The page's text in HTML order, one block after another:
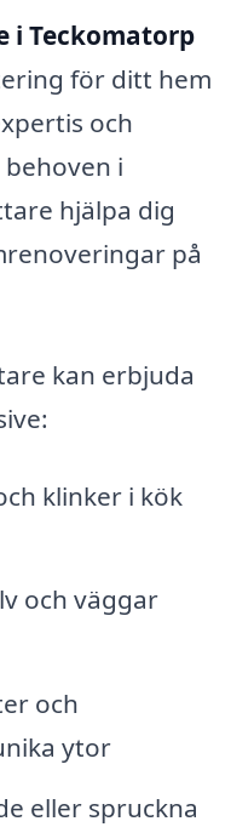
i Teckomatorp
för ditt hem
och
i
hjälpa dig
på
kan erbjuda
klinker i kök
och väggar
och
ytor
eller spruckna